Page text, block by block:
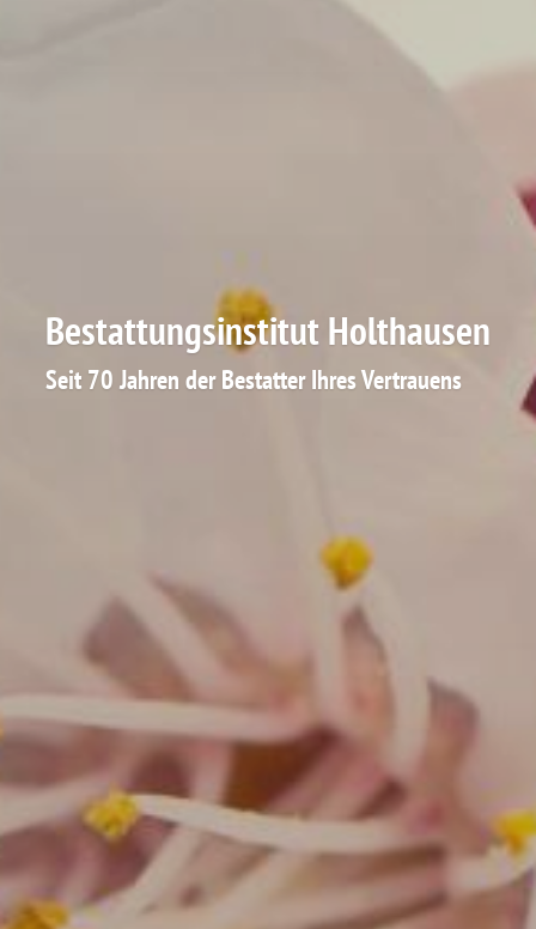
Bestattungsinstitut Holthausen
Seit 70 Jahren der Bestatter Ihres Vertrauens